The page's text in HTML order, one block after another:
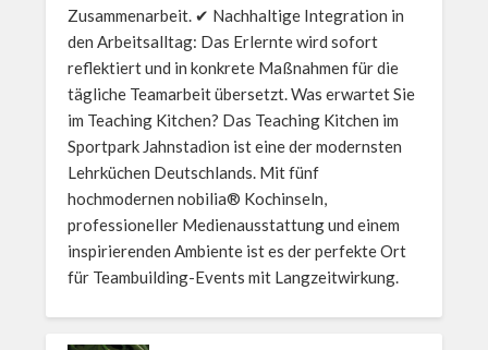
Zusammenarbeit. ✔ Nachhaltige Integration in
den Arbeitsalltag: Das Erlernte wird sofort
reflektiert und in konkrete Maßnahmen für die
tägliche Teamarbeit übersetzt. Was erwartet Sie
im Teaching Kitchen? Das Teaching Kitchen im
Sportpark Jahnstadion ist eine der modernsten
Lehrküchen Deutschlands. Mit fünf
hochmodernen nobilia® Kochinseln,
professioneller Medienausstattung und einem
inspirierenden Ambiente ist es der perfekte Ort
für Teambuilding-Events mit Langzeitwirkung.